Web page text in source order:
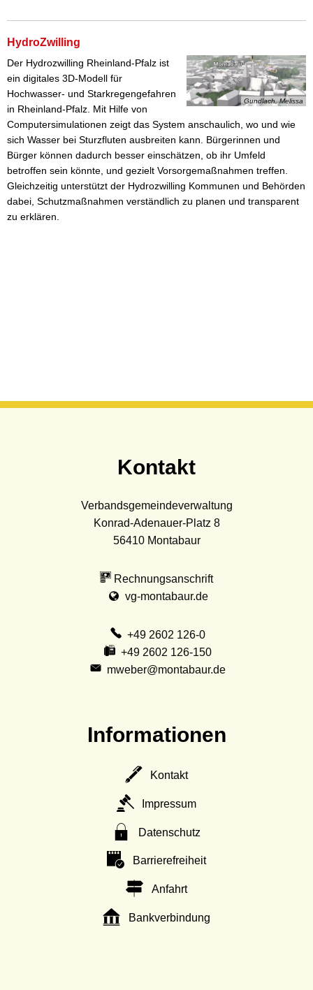
HydroZwilling
Gundlach, Melissa
Der Hydrozwilling Rheinland-Pfalz ist
ein digitales 3D-Modell für
Hochwasser- und Starkregengefahren
in Rheinland-Pfalz. Mit Hilfe von
Computersimulationen zeigt das System anschaulich, wo und wie
sich Wasser bei Sturzfluten ausbreiten kann. Bürgerinnen und
Bürger können dadurch besser einschätzen, ob ihr Umfeld
betroffen sein könnte, und gezielt Vorsorgemaßnahmen treffen.
Gleichzeitig unterstützt der Hydrozwilling Kommunen und Behörden
dabei, Schutzmaßnahmen verständlich zu planen und transparent
zu erklären.
Kontakt
Verbandsgemeindeverwaltung
Konrad-Adenauer-Platz 8
56410 Montabaur
Rechnungsanschrift
vg-montabaur.de
+49 2602 126-0
+49 2602 126-150
mweber@montabaur.de
Informationen
Kontakt
Impressum
Datenschutz
Barrierefreiheit
Anfahrt
Bankverbindung